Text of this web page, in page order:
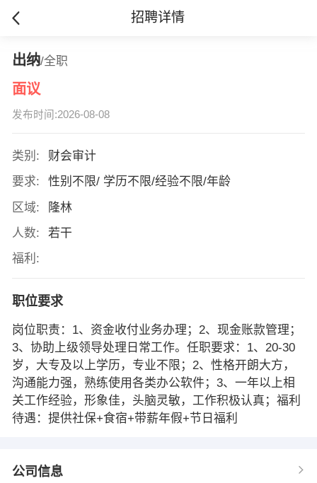
招聘详情
出纳/全职
面议
发布时间:2026-08-08
类别:
财会审计
要求:
性别不限/ 学历不限/经验不限/年龄
区域:
隆林
人数:
若干
福利:
职位要求
岗位职责：1、资金收付业务办理；2、现金账款管理；
3、协助上级领导处理日常工作。任职要求：1、20-30
岁，大专及以上学历，专业不限；2、性格开朗大方，
沟通能力强，熟练使用各类办公软件；3、一年以上相
关工作经验，形象佳，头脑灵敏，工作积极认真；福利
待遇：提供社保+食宿+带薪年假+节日福利
公司信息